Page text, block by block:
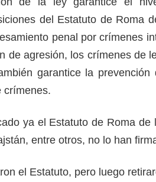
del Estatuto de Roma
penal por crímenes
de agresión, los crímenes de
garantice la prevención
crímenes.
ya el Estatuto de Roma de
entre otros, no lo han
el Estatuto, pero luego